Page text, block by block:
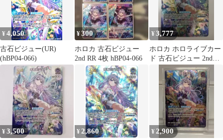
¥4,050
古石ビジュー(UR)
(hBP04-066)
¥300
ホロカ 古石ビジュー
2nd RR 4枚 hBP04-066
¥3,777
ホロカ ホロライブカー
ド 古石ビジュー 2nd
UR hBP04-066
¥3,500 ¥2,860 ¥2,900